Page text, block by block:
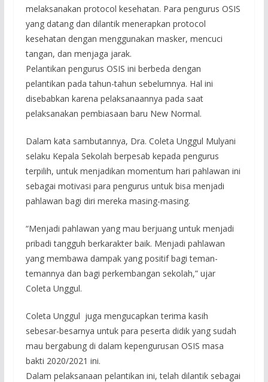
melaksanakan protocol kesehatan. Para pengurus OSIS
yang datang dan dilantik menerapkan protocol
kesehatan dengan menggunakan masker, mencuci
tangan, dan menjaga jarak.
Pelantikan pengurus OSIS ini berbeda dengan
pelantikan pada tahun-tahun sebelumnya. Hal ini
disebabkan karena pelaksanaannya pada saat
pelaksanakan pembiasaan baru New Normal.
Dalam kata sambutannya, Dra. Coleta Unggul Mulyani
selaku Kepala Sekolah berpesab kepada pengurus
terpilih, untuk menjadikan momentum hari pahlawan ini
sebagai motivasi para pengurus untuk bisa menjadi
pahlawan bagi diri mereka masing-masing.
“Menjadi pahlawan yang mau berjuang untuk menjadi
pribadi tangguh berkarakter baik. Menjadi pahlawan
yang membawa dampak yang positif bagi teman-
temannya dan bagi perkembangan sekolah,” ujar
Coleta Unggul.
Coleta Unggul juga mengucapkan terima kasih
sebesar-besarnya untuk para peserta didik yang sudah
mau bergabung di dalam kepengurusan OSIS masa
bakti 2020/2021 ini.
Dalam pelaksanaan pelantikan ini, telah dilantik sebagai